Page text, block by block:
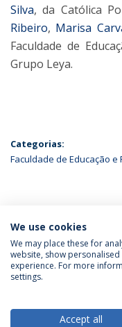
Silva, da Católica
Ribeiro, Marisa
Faculdade de
Grupo Leya.
Categorias:
Faculdade de Educação e
ÚLTIMAS NOTÍCIAS
Política de
We use cookies
We may place these for
website, show
experience. For more
settings.
Accept all